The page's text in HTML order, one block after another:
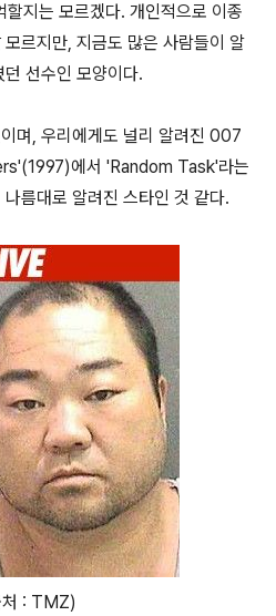
지는 모르겠다. 개인적으로 이종
르지만, 지금도 많은 사람들이 알
선수인 모양이다.
며, 우리에게도 널리 알려진 007
에서 'Random Task'라는
름대로 알려진 스타인 것 같다.
: TMZ)